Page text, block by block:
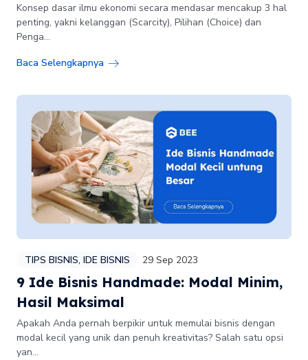
Konsep dasar ilmu ekonomi secara mendasar mencakup 3 hal
penting, yakni kelanggan (Scarcity), Pilihan (Choice) dan
Penga...
Baca Selengkapnya
TIPS BISNIS, IDE BISNIS 29 Sep 2023
9 Ide Bisnis Handmade: Modal Minim,
Hasil Maksimal
Apakah Anda pernah berpikir untuk memulai bisnis dengan
modal kecil yang unik dan penuh kreativitas? Salah satu opsi
yan...